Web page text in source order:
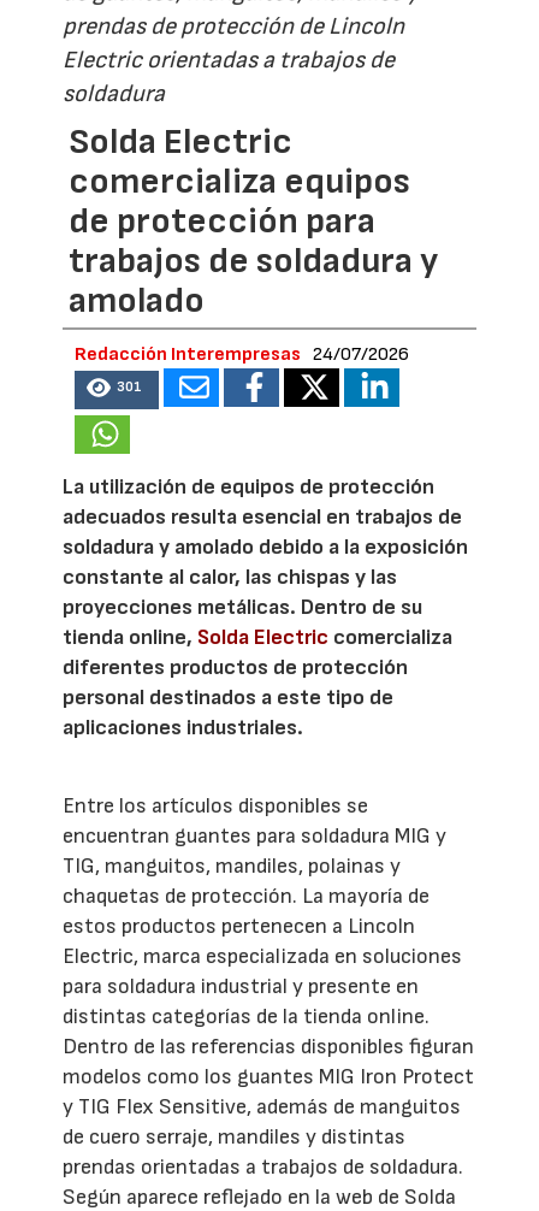
prendas de protección de Lincoln
Electric orientadas a trabajos de
soldadura
Solda Electric
comercializa equipos
de protección para
trabajos de soldadura y
amolado
Redacción Interempresas 24/07/2026
301
La utilización de equipos de protección
adecuados resulta esencial en trabajos de
soldadura y amolado debido a la exposición
constante al calor, las chispas y las
proyecciones metálicas. Dentro de su
tienda online, Solda Electric comercializa
diferentes productos de protección
personal destinados a este tipo de
aplicaciones industriales.
Entre los artículos disponibles se
encuentran guantes para soldadura MIG y
TIG, manguitos, mandiles, polainas y
chaquetas de protección. La mayoría de
estos productos pertenecen a Lincoln
Electric, marca especializada en soluciones
para soldadura industrial y presente en
distintas categorías de la tienda online.
Dentro de las referencias disponibles figuran
modelos como los guantes MIG Iron Protect
y TIG Flex Sensitive, además de manguitos
de cuero serraje, mandiles y distintas
prendas orientadas a trabajos de soldadura.
Según aparece reflejado en la web de Solda